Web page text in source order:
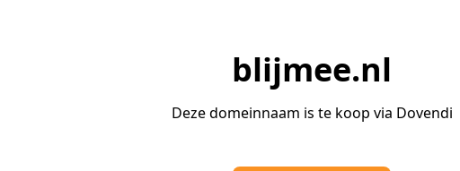
blijmee.nl
Deze domeinnaam is te koop via Dovendi